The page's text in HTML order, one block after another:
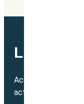
LETTRE
Accédez
actualité.